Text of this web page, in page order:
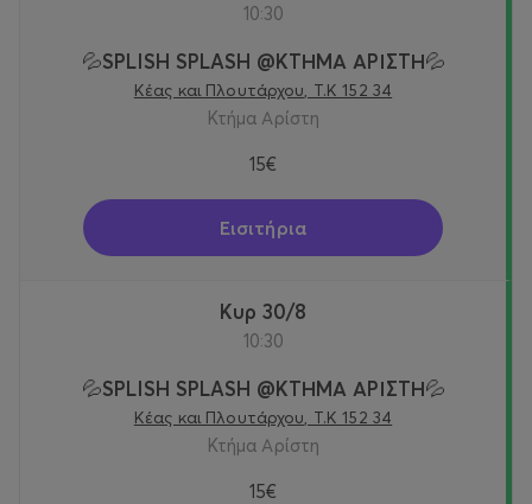
10:30
💦SPLISH SPLASH @KTΗΜΑ ΑΡΙΣΤΗ💦
Κέας και Πλουτάρχου, Τ.Κ 152 34
Κτήμα Αρίστη
15€
Εισιτήρια
Κυρ 30/8
10:30
💦SPLISH SPLASH @KTΗΜΑ ΑΡΙΣΤΗ💦
Κέας και Πλουτάρχου, Τ.Κ 152 34
Κτήμα Αρίστη
15€